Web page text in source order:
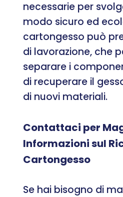
necessarie per
modo sicuro ed
cartongesso può
di lavorazione, che
separare i
di recuperare il
di nuovi materiali.
Contattaci per
Informazioni sul
Cartongesso
Se hai bisogno di